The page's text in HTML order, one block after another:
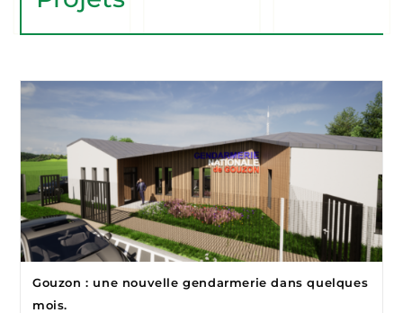
Gouzon : une nouvelle gendarmerie dans quelques
mois.